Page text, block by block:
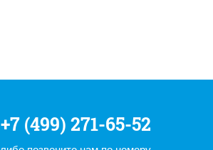
+7 (499) 271-65-52